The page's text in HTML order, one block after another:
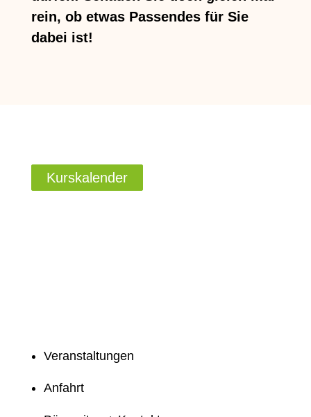
rein, ob etwas Passendes für Sie
dabei ist!
Kurskalender
Veranstaltungen
Anfahrt